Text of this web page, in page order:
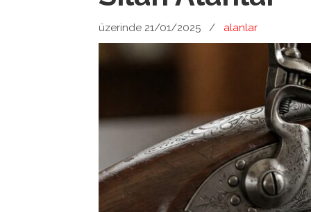
üzerinde 21/01/2025 / alanlar